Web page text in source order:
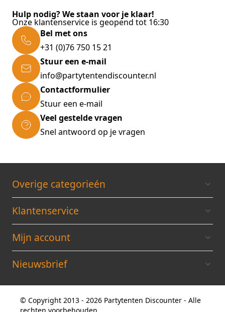
Hulp nodig? We staan voor je klaar!
Onze klantenservice is geopend tot 16:30
Bel met ons
+31 (0)76 750 15 21
Stuur een e-mail
info@partytentendiscounter.nl
Contactformulier
Stuur een e-mail
Veel gestelde vragen
Snel antwoord op je vragen
Overige categorieén
Klantenservice
Mijn account
Nieuwsbrief
© Copyright 2013 - 2026 Partytenten Discounter - Alle
rechten voorbehouden.